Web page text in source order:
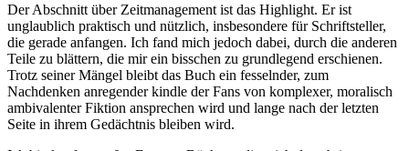
Der Abschnitt über Zeitmanagement ist das Highlight. Er ist
unglaublich praktisch und nützlich, insbesondere für Schriftsteller,
die gerade anfangen. Ich fand mich jedoch dabei, durch die anderen
Teile zu blättern, die mir ein bisschen zu grundlegend erschienen.
Trotz seiner Mängel bleibt das Buch ein fesselnder, zum
Nachdenken anregender kindle der Fans von komplexer, moralisch
ambivalenter Fiktion ansprechen wird und lange nach der letzten
Seite in ihrem Gedächtnis bleiben wird.